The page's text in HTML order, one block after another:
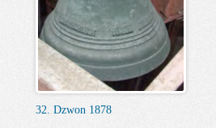
32. Dzwon 1878